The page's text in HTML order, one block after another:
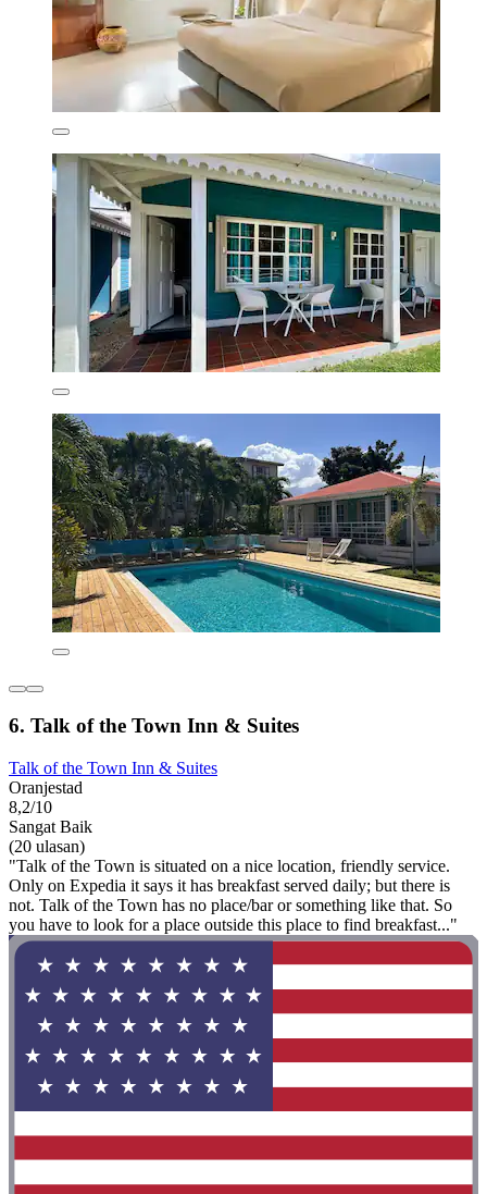
6. Talk of the Town Inn & Suites
Talk of the Town Inn & Suites
Oranjestad
8,2/10
Sangat Baik
(20 ulasan)
"Talk of the Town is situated on a nice location, friendly service.
Only on Expedia it says it has breakfast served daily; but there is
not. Talk of the Town has no place/bar or something like that. So
you have to look for a place outside this place to find breakfast..."